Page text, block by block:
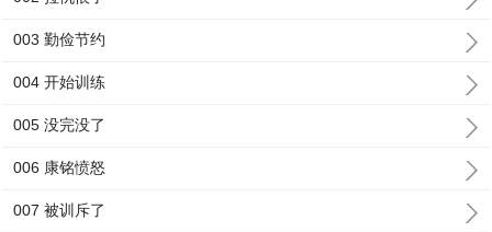
003 勤俭节约
004 开始训练
005 没完没了
006 康铭愤怒
007 被训斥了